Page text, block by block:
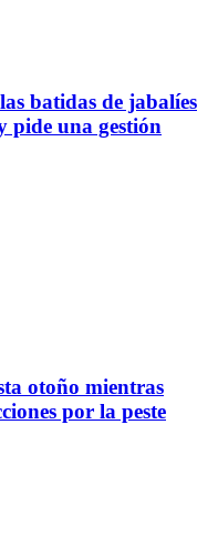
batidas de jabalíes
pide una gestión
otoño mientras
por la peste